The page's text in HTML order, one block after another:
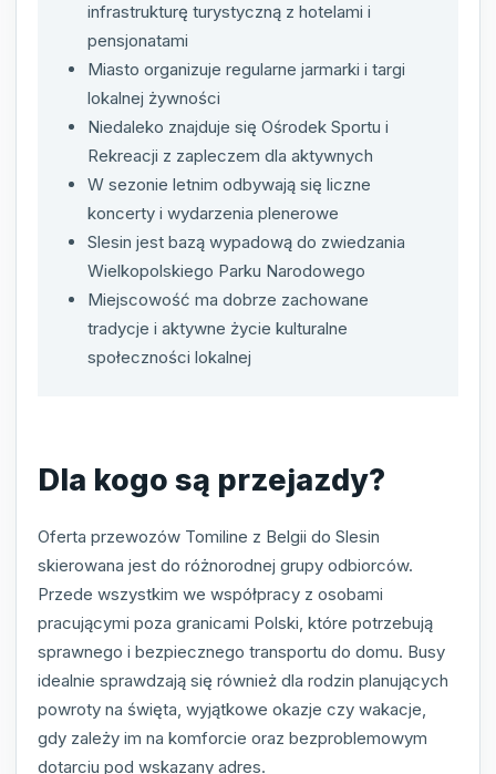
infrastrukturę turystyczną z hotelami i
pensjonatami
Miasto organizuje regularne jarmarki i targi
lokalnej żywności
Niedaleko znajduje się Ośrodek Sportu i
Rekreacji z zapleczem dla aktywnych
W sezonie letnim odbywają się liczne
koncerty i wydarzenia plenerowe
Slesin jest bazą wypadową do zwiedzania
Wielkopolskiego Parku Narodowego
Miejscowość ma dobrze zachowane
tradycje i aktywne życie kulturalne
społeczności lokalnej
Dla kogo są przejazdy?
Oferta przewozów Tomiline z Belgii do Slesin
skierowana jest do różnorodnej grupy odbiorców.
Przede wszystkim we współpracy z osobami
pracującymi poza granicami Polski, które potrzebują
sprawnego i bezpiecznego transportu do domu. Busy
idealnie sprawdzają się również dla rodzin planujących
powroty na święta, wyjątkowe okazje czy wakacje,
gdy zależy im na komforcie oraz bezproblemowym
dotarciu pod wskazany adres.